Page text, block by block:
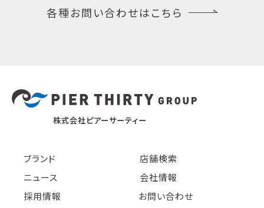
各種お問い合わせはこちら
株式会社ピアーサーティー
ブランド
店舗検索
ニュース
会社情報
採用情報
お問い合わせ